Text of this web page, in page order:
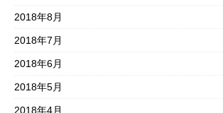
2018年8月
2018年7月
2018年6月
2018年5月
2018年4月